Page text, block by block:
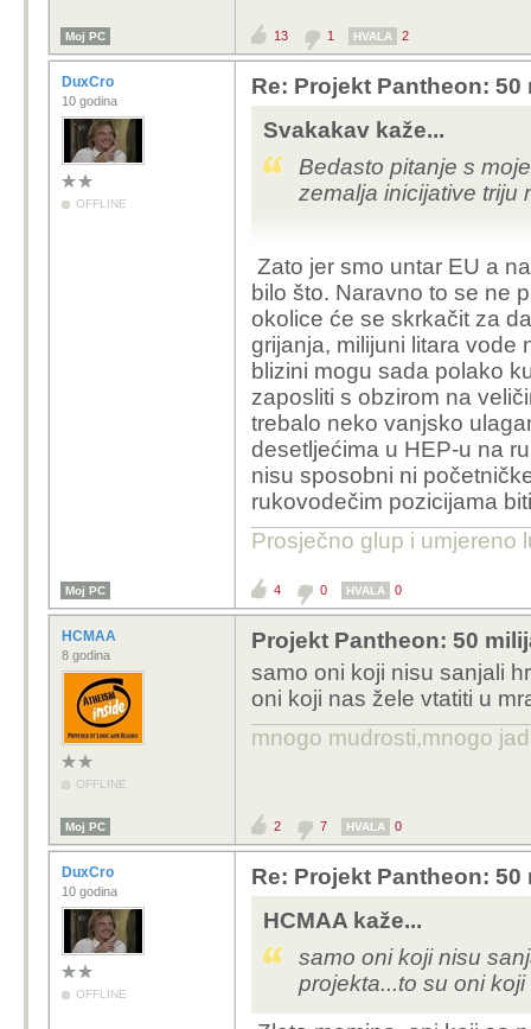
Moj PC 13 1 HVALA 2
DuxCro
10 godina
OFFLINE
Re: Projekt Pantheon:
Svakakav kaže...
Bedasto pitanje s
zemalja inicijative triju
Zato jer smo untar EU a
bilo što. Naravno to se ne
okolice će se skrkačit za
grijanja, milijuni litara vode
blizini mogu sada polako
zaposliti s obzirom na
trebalo neko vanjsko
desetljećima u HEP-u na
nisu sposobni ni
rukovodečim pozicijama
Prosječno glup i umjereno
Moj PC 4 0 HVALA 0
HCMAA
8 godina
OFFLINE
Projekt Pantheon: 50
samo oni koji nisu sanjali
oni koji nas žele vtatiti u
mnogo mudrosti,mnogo
Moj PC 2 7 HVALA 0
DuxCro
10 godina
OFFLINE
Re: Projekt Pantheon:
HCMAA kaže...
samo oni koji nisu
projekta...to su oni